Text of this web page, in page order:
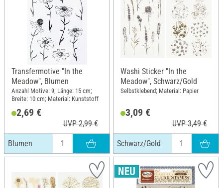
Transfermotive "In the
Meadow", Blumen
Anzahl Motive: 9; Länge: 15 cm;
Breite: 10 cm; Material: Kunststoff
2,69 €
UVP 2,99 €
Blumen
Washi Sticker "In the
Meadow", Schwarz/Gold
Selbstklebend; Material: Papier
3,09 €
UVP 3,49 €
Schwarz/Gold